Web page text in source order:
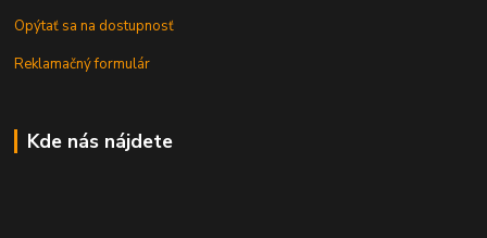
Opýtať sa na dostupnosť
Reklamačný formulár
Kde nás nájdete